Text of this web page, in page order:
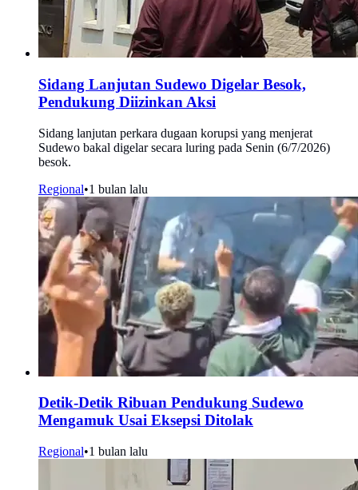
Sidang Lanjutan Sudewo Digelar Besok,
Pendukung Diizinkan Aksi
Sidang lanjutan perkara dugaan korupsi yang menjerat
Sudewo bakal digelar secara luring pada Senin (6/7/2026)
besok.
Regional•1 bulan lalu
Detik-Detik Ribuan Pendukung Sudewo
Mengamuk Usai Eksepsi Ditolak
Regional•1 bulan lalu